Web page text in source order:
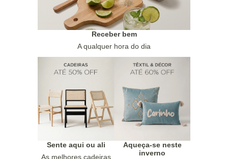
Receber bem
A qualquer hora do dia
Sente aqui ou ali
As melhores cadeiras
Aqueça-se neste
inverno